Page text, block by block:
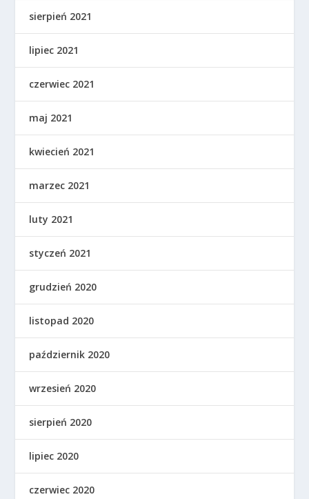
sierpień 2021
lipiec 2021
czerwiec 2021
maj 2021
kwiecień 2021
marzec 2021
luty 2021
styczeń 2021
grudzień 2020
listopad 2020
październik 2020
wrzesień 2020
sierpień 2020
lipiec 2020
czerwiec 2020